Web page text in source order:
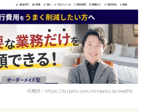
引用元：https://bizpato.com/minpaku/lp-new04/